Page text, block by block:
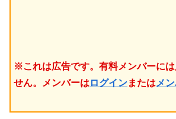
※これは広告です。有料メンバーには
せん。メンバーは ログインまたは メ